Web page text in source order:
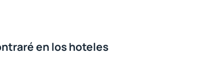
en los hoteles